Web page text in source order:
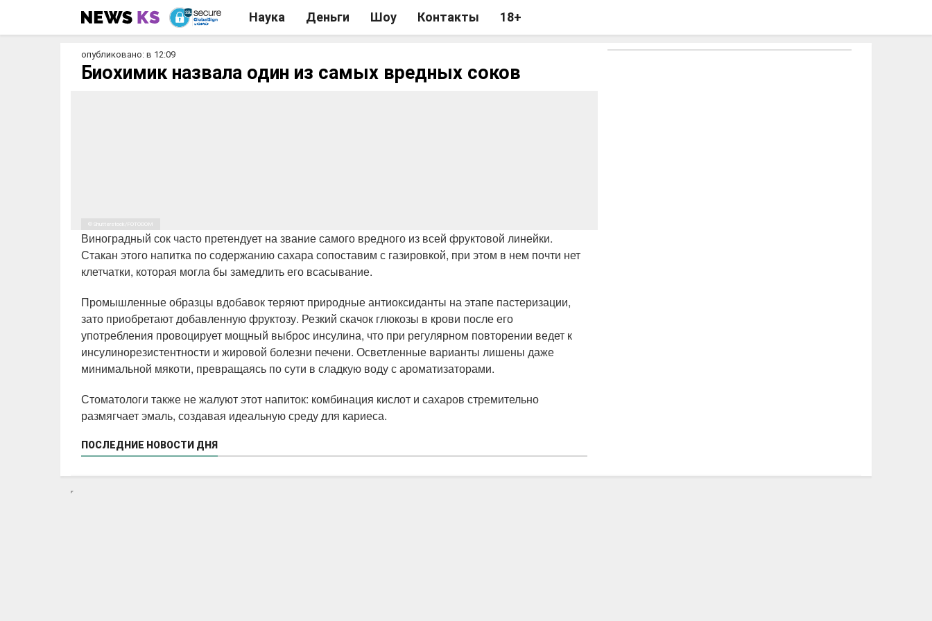
Наука Деньги Шоу Контакты 18+
опубликовано: в 12:09
Биохимик назвала один из самых вредных соков
© Shutterstock/FOTODOM
Виноградный сок часто претендует на звание самого вредного из всей фруктовой линейки.
Стакан этого напитка по содержанию сахара сопоставим с газировкой, при этом в нем почти нет
клетчатки, которая могла бы замедлить его всасывание.
Промышленные образцы вдобавок теряют природные антиоксиданты на этапе пастеризации,
зато приобретают добавленную фруктозу. Резкий скачок глюкозы в крови после его
употребления провоцирует мощный выброс инсулина, что при регулярном повторении ведет к
инсулинорезистентности и жировой болезни печени. Осветленные варианты лишены даже
минимальной мякоти, превращаясь по сути в сладкую воду с ароматизаторами.
Стоматологи также не жалуют этот напиток: комбинация кислот и сахаров стремительно
размягчает эмаль, создавая идеальную среду для кариеса.
ПОСЛЕДНИЕ НОВОСТИ ДНЯ